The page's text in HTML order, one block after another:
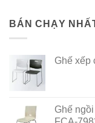
BÁN CHẠY
Ghế xếp
Ghế